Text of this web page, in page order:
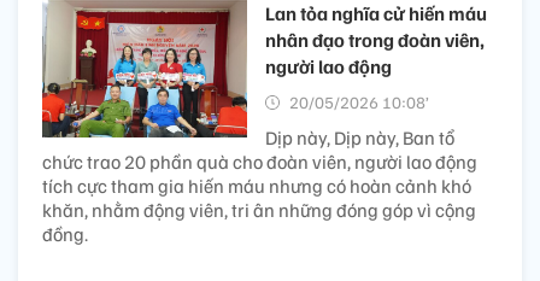
Lan tỏa nghĩa cử hiến máu
nhân đạo trong đoàn viên,
người lao động
20/05/2026 10:08’
Dịp này, Dịp này, Ban tổ
chức trao 20 phần quà cho đoàn viên, người lao động
tích cực tham gia hiến máu nhưng có hoàn cảnh khó
khăn, nhằm động viên, tri ân những đóng góp vì cộng
đồng.